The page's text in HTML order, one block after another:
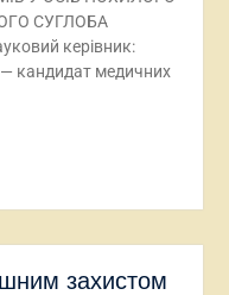
СУГЛОБА
керівник:
кандидат медичних
захистом